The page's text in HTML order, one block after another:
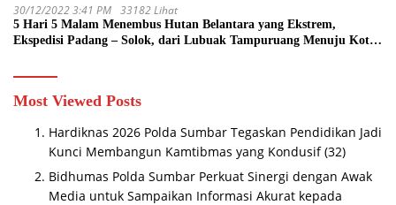
30/12/2022 3:41 PM 33182 Lihat
5 Hari 5 Malam Menembus Hutan Belantara yang Ekstrem,
Ekspedisi Padang – Solok, dari Lubuak Tampuruang Menuju Koto
Most Viewed Posts
Hardiknas 2026 Polda Sumbar Tegaskan Pendidikan Jadi
Kunci Membangun Kamtibmas yang Kondusif (32)
Bidhumas Polda Sumbar Perkuat Sinergi dengan Awak
Media untuk Sampaikan Informasi Akurat kepada